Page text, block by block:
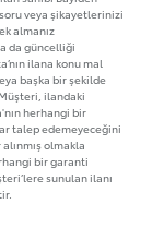
veya şikayetlerinizi
almanız
da güncelliği
ilana konu mal
başka bir şekilde
ilandaki
herhangi bir
talep edemeyeceğini
olmakla
bir garanti
sunulan ilanı